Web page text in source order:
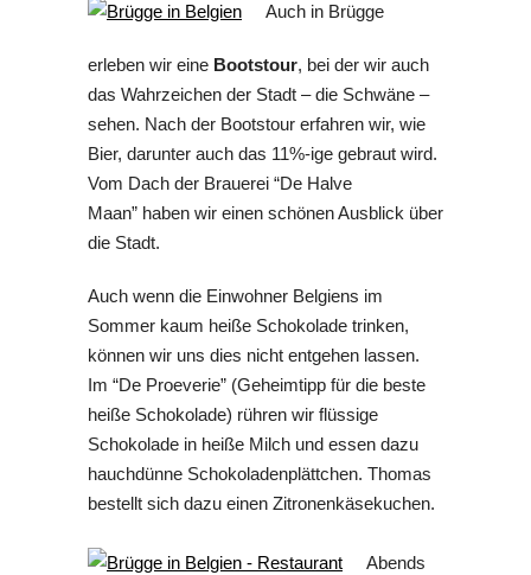
Auch in Brügge
erleben wir eine Bootstour, bei der wir auch
das Wahrzeichen der Stadt – die Schwäne –
sehen. Nach der Bootstour erfahren wir, wie
Bier, darunter auch das 11%-ige gebraut wird.
Vom Dach der Brauerei “De Halve
Maan” haben wir einen schönen Ausblick über
die Stadt.
Auch wenn die Einwohner Belgiens im
Sommer kaum heiße Schokolade trinken,
können wir uns dies nicht entgehen lassen.
Im “De Proeverie” (Geheimtipp für die beste
heiße Schokolade) rühren wir flüssige
Schokolade in heiße Milch und essen dazu
hauchdünne Schokoladenplättchen. Thomas
bestellt sich dazu einen Zitronenkäsekuchen.
Abends